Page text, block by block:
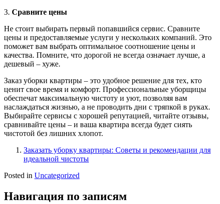
3. Сравните цены
Не стоит выбирать первый попавшийся сервис. Сравните
цены и предоставляемые услуги у нескольких компаний. Это
поможет вам выбрать оптимальное соотношение цены и
качества. Помните, что дорогой не всегда означает лучше, а
дешевый – хуже.
Заказ уборки квартиры – это удобное решение для тех, кто
ценит свое время и комфорт. Профессиональные уборщицы
обеспечат максимальную чистоту и уют, позволяя вам
наслаждаться жизнью, а не проводить дни с тряпкой в руках.
Выбирайте сервисы с хорошей репутацией, читайте отзывы,
сравнивайте цены – и ваша квартира всегда будет сиять
чистотой без лишних хлопот.
Заказать уборку квартиры: Советы и рекомендации для
идеальной чистоты
Posted in Uncategorized
Навигация по записям